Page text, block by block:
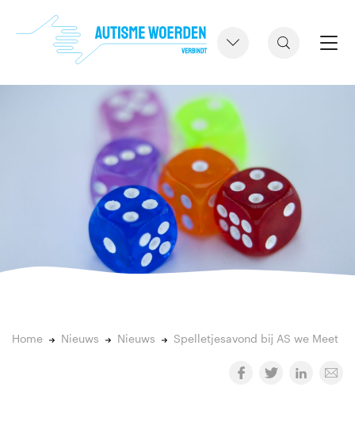
Home Nieuws Nieuws Spelletjesavond bij AS we Meet